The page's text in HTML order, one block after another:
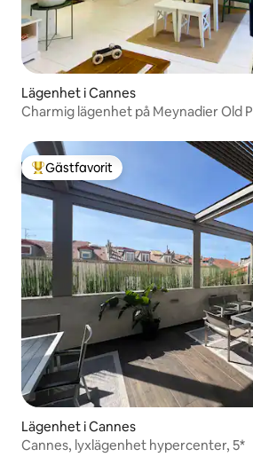
Lägenhet i Cannes
Charmig lägenhet på Meynadier Old
Populär gästfavorit
Gästfavorit
Lägenhet i Cannes
Cannes, lyxlägenhet hypercenter, 5*